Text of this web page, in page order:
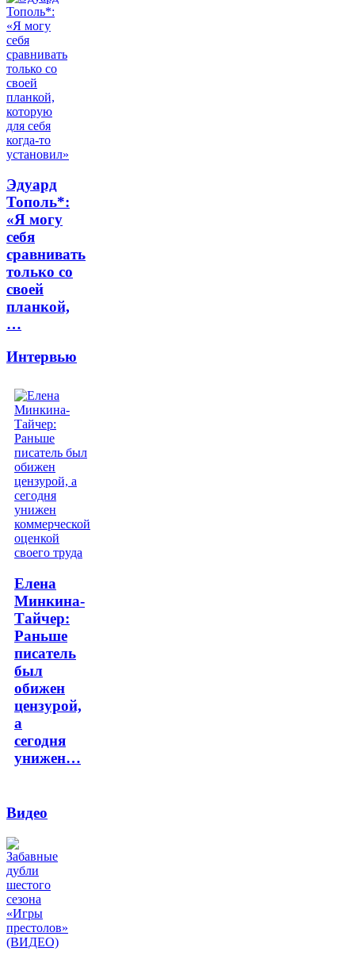
Эдуард
Тополь*:
«Я могу
себя
сравнивать
только со
своей
планкой,
…
Интервью
Елена
Минкина-
Тайчер:
Раньше
писатель
был
обижен
цензурой,
а
сегодня
унижен…
Видео